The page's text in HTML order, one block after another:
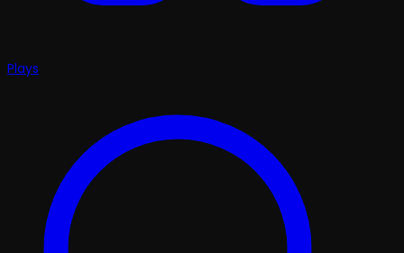
Plays